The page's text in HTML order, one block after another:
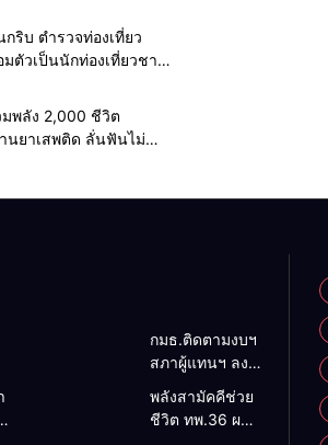
Home แวดวงตำรวจ
ริบ ตำรวจท่องเที่ยว
มตัวเป็นนักท่องเที่ยวชาว
ฎหมาย
Home รอบรั้วทั่วไทย
มพลัง 2,000 ชีวิต
นยาเสพติด ลั่นฟันไม่
กมธ.ติดตามงบฯ
สภาผู้แทนฯ ลง
แม่สะเรียง ถก
แนวทางบริหาร
งบประมาณ เร่ง
พลังสามัคคีช่วย
ชีวิต ทพ.36 ผนึก